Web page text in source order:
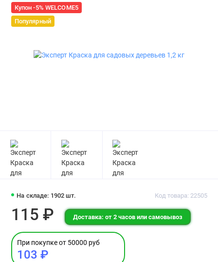
Купон -5% WELCOME5
Популярный
На складе: 1902 шт. Код товара: 22505
115 ₽ Доставка: от 2 часов или самовывоз
При покупке от 50000 руб
103 ₽